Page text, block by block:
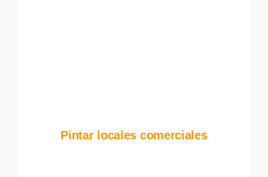
Pintar locales comerciales